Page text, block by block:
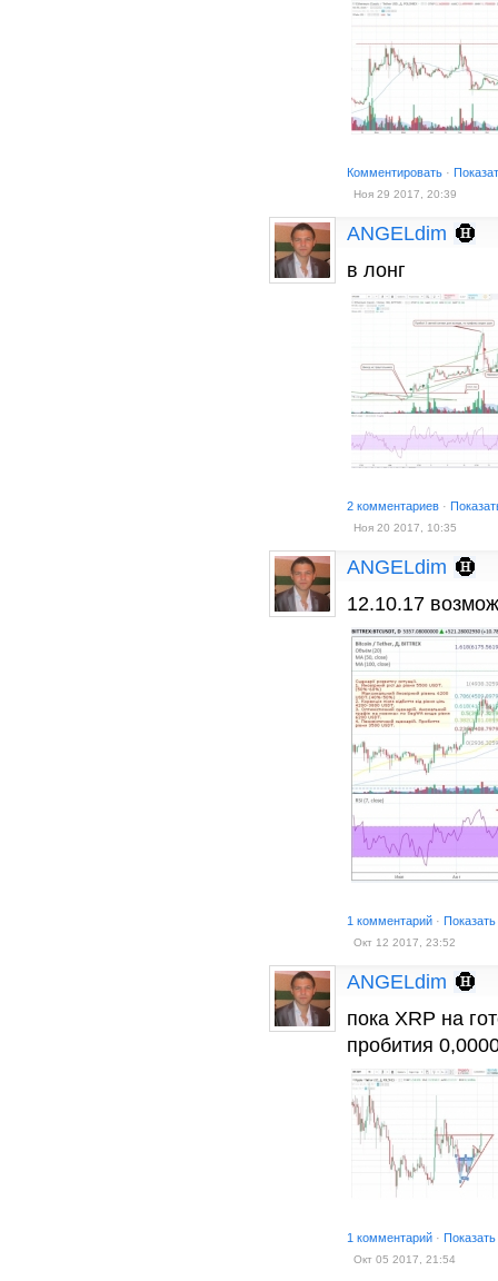
Комментировать ·
Ноя 29 2017, 20:39
ANGELdim
в лонг
2 комментариев ·
Ноя 20 2017, 10:35
ANGELdim
12.10.17
1 комментарий ·
Окт 12 2017, 23:52
ANGELdim
пока ХRP на
пробития
1 комментарий ·
Окт 05 2017, 21:54